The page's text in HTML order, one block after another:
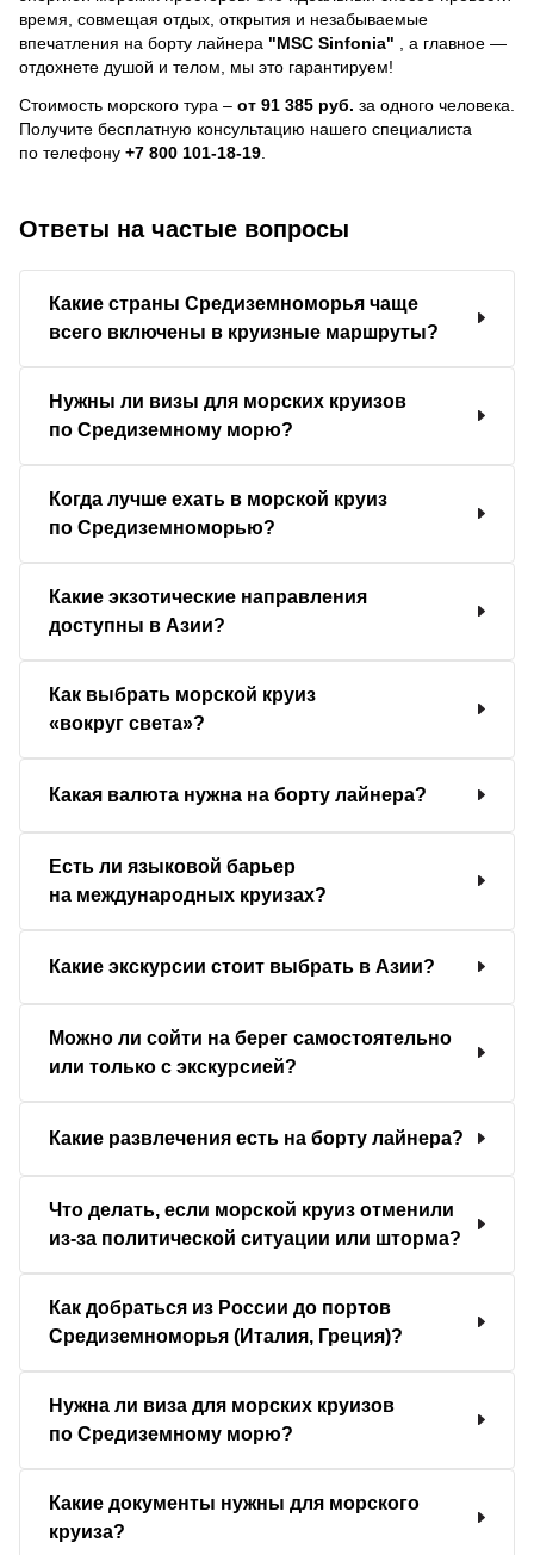
время, совмещая отдых, открытия и незабываемые
впечатления на борту лайнера "MSC Sinfonia"
, a главное —
отдохнете душой и телом, мы это гарантируем!
Стоимость морского тура – от 91 385 руб. за одного человека.
Получите бесплатную консультацию нашего специалиста
по телефону +7 800 101-18-19
Ответы на частые вопросы
Какие страны Средиземноморья чаще
всего включены в круизные маршруты?
Нужны ли визы для морских круизов
по Средиземному морю?
Когда лучше ехать в морской круиз
по Средиземноморью?
Какие экзотические направления
доступны в Азии?
Как выбрать морской круиз
«вокруг света»?
Какая валюта нужна на борту лайнера?
Есть ли языковой барьер
на международных круизах?
Какие экскурсии стоит выбрать в Азии?
Можно ли сойти на берег самостоятельно
или только с экскурсией?
Какие развлечения есть на борту лайнера?
Что делать, если морской круиз отменили
из-за политической ситуации или шторма?
Как добраться из России до портов
Средиземноморья (Италия, Греция)?
Нужна ли виза для морских круизов
по Средиземному морю?
Какие документы нужны для морского
круиза?